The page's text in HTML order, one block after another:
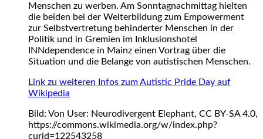
Menschen zu werben. Am Sonntagnachmittag hielten
die beiden bei der Weiterbildung zum Empowerment
zur Selbstvertretung behinderter Menschen in der
Politik und in Gremien im Inklusionshotel
INNdependence in Mainz einen Vortrag über die
Situation und die Belange von autistischen Menschen.
Link zu weiteren Infos zum Autistic Pride Day auf
Wikipedia
Bild: Von User: Neurodivergent Elephant, CC BY-SA 4.0,
https://commons.wikimedia.org/w/index.php?
curid=122543258